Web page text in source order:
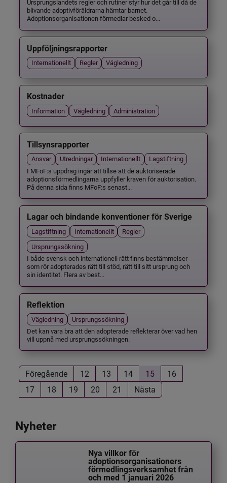
Ursprungslandets regler och rutiner styr hur det går till då de
blivande adoptivföräldrarna hämtar barnet.
Adoptionsorganisationen förmedlar besked o...
Uppföljningsrapporter
Internationellt Regler Vägledning
Kostnader
Information Vägledning Administration
Tillsynsrapporter
Ansvar Utredningar Internationellt
Lagstiftning
I MFoF:s uppdrag ingår att tillse att de auktoriserade
adoptionsförmedlingarna uppfyller kraven för auktorisation.
På denna sida finns MFoF:s senast...
Lagar och bindande konventioner för Sverige
Lagstiftning Internationellt
Regler
Ursprungssökning
I både svensk och internationell rätt finns bestämmelser
som rör adopterades rätt till stöd, rätt till sitt ursprung och
sin identitet. Flera av best...
Reflektion
Vägledning
Ursprungssökning
Det kan vara bra att den adopterade reflekterar över vad hen
vill uppnå med ursprungssökningen.
Föregående 12 13 14 15
16
17
18 19 20 21 Nästa
Nyheter
Nya villkor för
adoptionsorganisationers
förmedlingsverksamhet från
och med 1 januari 2026